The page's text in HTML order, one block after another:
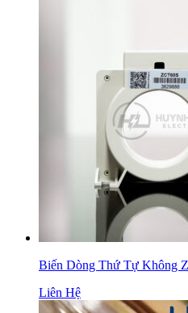
Biến Dòng Thứ Tự Không
Liên Hệ